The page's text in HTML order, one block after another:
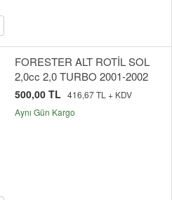
FORESTER ALT ROTİL SOL
2,0cc 2,0 TURBO 2001-2002
500,00 TL 416,67 TL + KDV
Aynı Gün Kargo